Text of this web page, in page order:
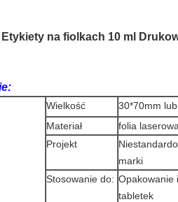
na fiolkach 10 ml
Wielkość
30*70mm
Materiał
folia
Projekt
marki
Stosowanie do: Opakowanie
tabletek